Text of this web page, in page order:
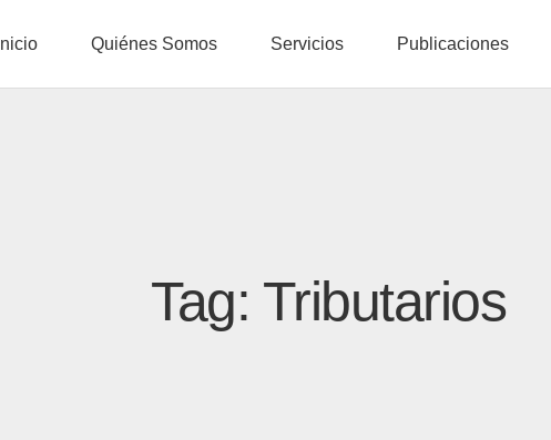
Inicio Quiénes Somos Servicios Publicaciones
Tag: Tributarios